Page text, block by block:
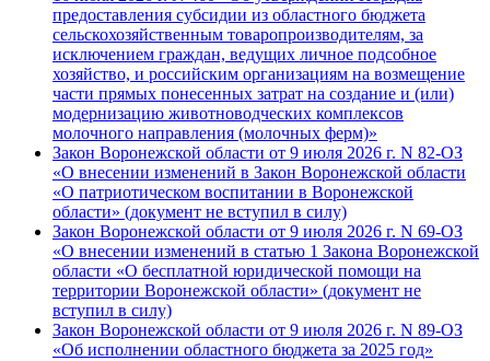
предоставления субсидии из областного бюджета
сельскохозяйственным товаропроизводителям, за
исключением граждан, ведущих личное подсобное
хозяйство, и российским организациям на возмещение
части прямых понесенных затрат на создание и (или)
модернизацию животноводческих комплексов
молочного направления (молочных ферм)»
Закон Воронежской области от 9 июля 2026 г. N 82-ОЗ
«О внесении изменений в Закон Воронежской области
«О патриотическом воспитании в Воронежской
области» (документ не вступил в силу)
Закон Воронежской области от 9 июля 2026 г. N 69-ОЗ
«О внесении изменений в статью 1 Закона Воронежской
области «О бесплатной юридической помощи на
территории Воронежской области» (документ не
вступил в силу)
Закон Воронежской области от 9 июля 2026 г. N 89-ОЗ
«Об исполнении областного бюджета за 2025 год»